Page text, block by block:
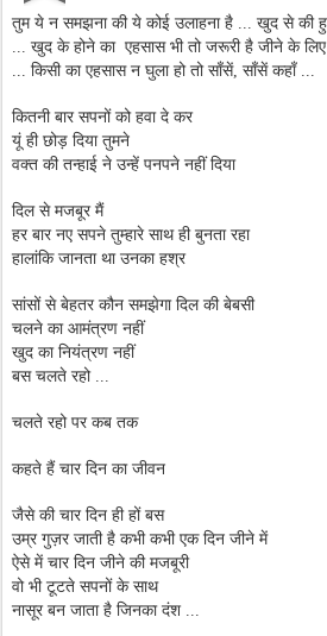
तुम ये न समझना की ये कोई उलाहना है ... खुद से की हुई
... खुद के होने का एहसास भी तो जरूरी है जीने के लिए
... किसी का एहसास न घुला हो तो साँसें, साँसें कहाँ ...
कितनी बार सपनों को हवा दे कर
यूं ही छोड़ दिया तुमने
वक्त की तन्हाई ने उन्हें पनपने नहीं दिया
दिल से मजबूर मैं
हर बार नए सपने तुम्हारे साथ ही बुनता रहा
हालांकि जानता था उनका हश्र
सांसों से बेहतर कौन समझेगा दिल की बेबसी
चलने का आमंत्रण नहीं
खुद का नियंत्रण नहीं
बस चलते रहो ...
चलते रहो पर कब तक
कहते हैं चार दिन का जीवन
जैसे की चार दिन ही हों बस
उम्र गुज़र जाती है कभी कभी एक दिन जीने में
ऐसे में चार दिन जीने की मजबूरी
वो भी टूटते सपनों के साथ
नासूर बन जाता है जिनका दंश ...